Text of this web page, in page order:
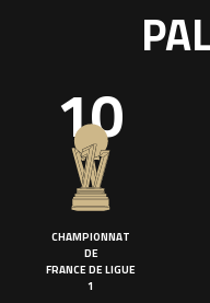
10
CHAMPIONNAT
DE
FRANCE DE LIGUE
1